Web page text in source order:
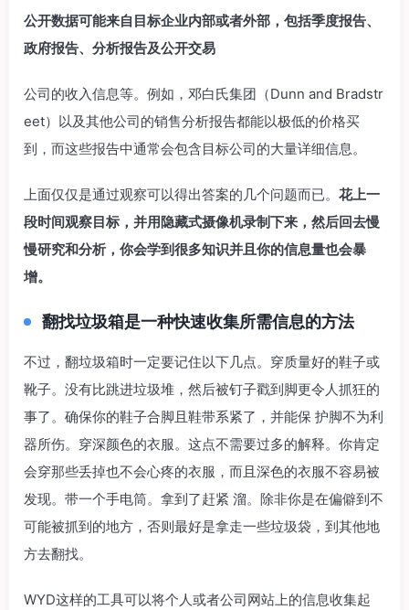
公开数据可能来自目标企业内部或者外部，包括季度报告、
政府报告、分析报告及公开交易
公司的收入信息等。例如，邓白氏集团（Dunn and Bradstr
eet）以及其他公司的销售分析报告都能以极低的价格买
到，而这些报告中通常会包含目标公司的大量详细信息。
上面仅仅是通过观察可以得出答案的几个问题而已。 花上一
段时间观察目标，并用隐藏式摄像机录制下来，然后回去慢
慢研究和分析，你会学到很多知识并且你的信息量也会暴
增。
翻找垃圾箱是一种快速收集所需信息的方法
不过，翻垃圾箱时一定要记住以下几点。穿质量好的鞋子或
靴子。没有比跳进垃圾堆，然后被钉子戳到脚更令人抓狂的
事了。确保你的鞋子合脚且鞋带系紧了，并能保 护脚不为利
器所伤。穿深颜色的衣服。这点不需要过多的解释。你肯定
会穿那些丢掉也不会心疼的衣服，而且深色的衣服不容易被
发现。带一个手电筒。拿到了赶紧 溜。除非你是在偏僻到不
可能被抓到的地方，否则最好是拿走一些垃圾袋，到其他地
方去翻找。
WYD这样的工具可以将个人或者公司网站上的信息收集起